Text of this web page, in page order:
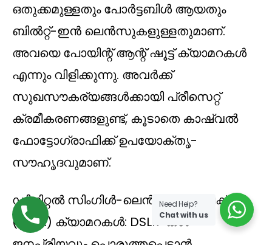
ഒതുക്കമുള്ളതും പോർട്ടബിൾ ആയതും
ബിൽറ്റ്-ഇൻ ലെൻസുകളുള്ളതുമാണ്.
അവയെ പോയിന്റ് ആന്റ് ഷൂട്ട് ക്യാമറകൾ
എന്നും വിളിക്കുന്നു. അവർക്ക്
സുഖസൗകര്യങ്ങൾക്കായി പ്രീസെറ്റ്
ക്രമീകരണങ്ങളുണ്ട്, കൂടാതെ കാഷ്വൽ
ഫോട്ടോഗ്രാഫിക്ക് ഉപയോക്തൃ-
സൗഹൃദവുമാണ്.
ഡിജിറ്റൽ സിംഗിൾ-ലെൻസ് റിഫ്‌ലെക്‌സ്
(DSLR) ക്യാമറകൾ: DSLR-കൾ
Need Help?
Chat with us